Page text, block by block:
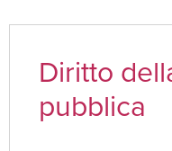
Diritto
pubblica